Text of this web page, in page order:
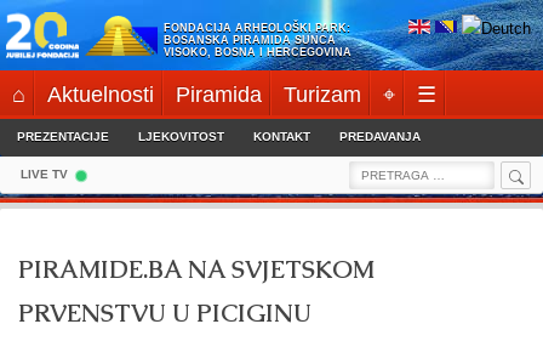
Skip
to
content
FONDACIJA ARHEOLOŠKI PARK:
BOSANSKA PIRAMIDA SUNCA
VISOKO, BOSNA I HERCEGOVINA
⌂ Aktuelnosti Piramida Turizam ⌖ ☰
PREZENTACIJE LJEKOVITOST KONTAKT PREDAVANJA
LIVE TV
Search
for:
PIRAMIDE.BA NA SVJETSKOM
PRVENSTVU U PICIGINU